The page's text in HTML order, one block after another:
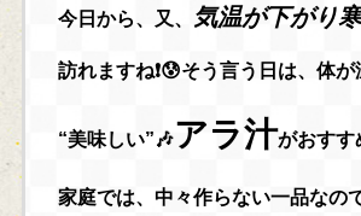
今日から、又、 気温が下がり
訪れますね❗😰そう言う日は、体が
“美味しい”🎶アラ汁がおすす
家庭では、中々作らない一品なの